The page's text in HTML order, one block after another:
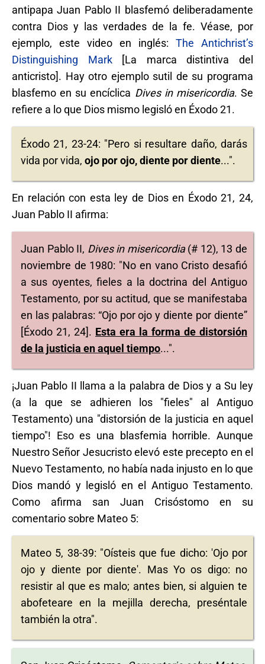
antipapa Juan Pablo II blasfemó deliberadamente
contra Dios y las verdades de la fe. Véase, por
ejemplo, este video en inglés: The Antichrist’s
Distinguishing Mark[La marca distintiva del
anticristo]. Hay otro ejemplo sutil de su programa
blasfemo en su encíclica Dives in misericordia. Se
refiere a lo que Dios mismo legisló en Éxodo 21.
Éxodo 21, 23-24: "Pero si resultare daño, darás
vida por vida, ojo por ojo, diente por diente...".
En relación con esta ley de Dios en Éxodo 21, 24,
Juan Pablo II afirma:
Juan Pablo II, Dives in misericordia(# 12), 13 de
noviembre de 1980: "No en vano Cristo desafió
a sus oyentes, fieles a la doctrina del Antiguo
Testamento, por su actitud, que se manifestaba
en las palabras: “Ojo por ojo y diente por diente”
[Éxodo 21, 24]. Esta era la forma de distorsión
de la justicia en aquel tiempo...".
¡Juan Pablo II llama a la palabra de Dios y a Su ley
(a la que se adhieren los "fieles" al Antiguo
Testamento) una "distorsión de la justicia en aquel
tiempo"! Eso es una blasfemia horrible. Aunque
Nuestro Señor Jesucristo elevó este precepto en el
Nuevo Testamento, no había nada injusto en lo que
Dios mandó y legisló en el Antiguo Testamento.
Como afirma san Juan Crisóstomo en su
comentario sobre Mateo 5:
Mateo 5, 38-39: "Oísteis que fue dicho: 'Ojo por
ojo y diente por diente'. Mas Yo os digo: no
resistir al que es malo; antes bien, si alguien te
abofeteare en la mejilla derecha, preséntale
también la otra".